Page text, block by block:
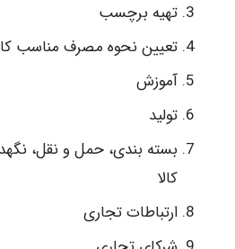
تهیه برچسب
تعیین نحوه مصرف مناسب
آموزش
تولید
بسته بندی، حمل و نقل،
کالا
ارتباطات تجاری